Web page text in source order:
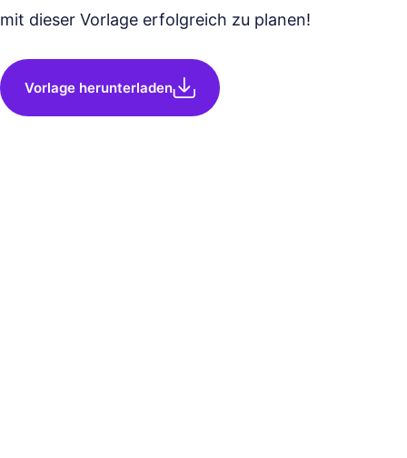
mit dieser Vorlage erfolgreich zu planen!
Vorlage herunterladen